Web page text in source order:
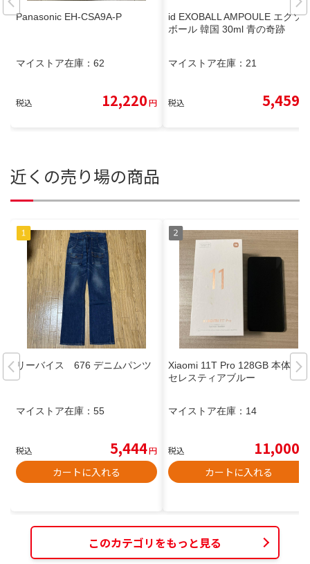
Panasonic EH-CSA9A-P
マイストア在庫： 62
税込 12,220円
id EXOBALL AMPOULE エクソ
ボール 韓国 30ml 青の奇跡
マイストア在庫： 21
税込 5,459
近くの売り場の商品
リーバイス 676 デニムパンツ
マイストア在庫： 55
税込 5,444円
カートに入れる
Xiaomi 11T Pro 128GB 本体
セレスティアブルー
マイストア在庫： 14
税込 11,000
カートに入れる
このカテゴリをもっと見る